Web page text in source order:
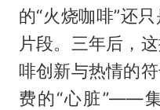
的“火烧咖啡”还
片段。三年后，
啡创新与热情的
费的“心脏”——